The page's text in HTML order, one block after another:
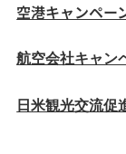
空港キャンペー
航空会社キャン
日米観光交流促